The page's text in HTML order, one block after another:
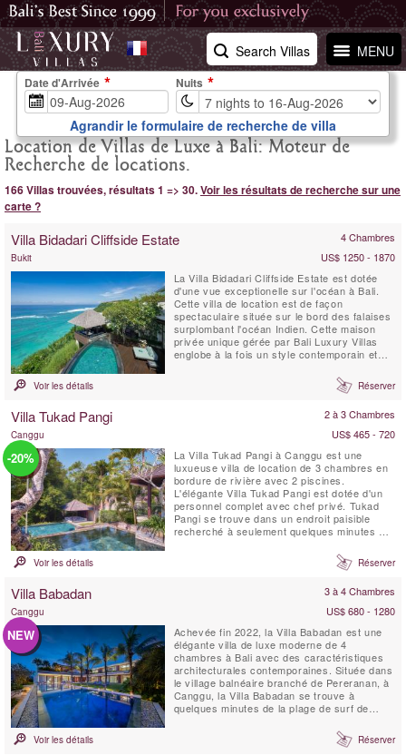
MENU
Search Villas
Location de Villas de Luxe à Bali: Moteur de
Recherche de locations.
166 Villas trouvées, résultats 1 => 30.Voir les résultats de recherche sur une
carte ?
Villa Bidadari Cliffside Estate 4 Chambres
Bukit
US$ 1250 - 1870
La Villa Bidadari Cliffside Estate est dotée
d'une vue exceptionelle sur l'océan à Bali.
Cette villa de location est de façon
spectaculaire située sur le bord des falaises
surplombant l'océan Indien. Cette maison
privée unique gérée par Bali Luxury Villas
englobe à la fois un style contemporain et
coucher se situent dans la résidence
principale, et une quatrième se trouve au
Voir les détails Réserver
Villa Tukad Pangi 2 à 3 Chambres
Canggu US$ 465 - 720
-20%
La Villa Tukad Pangi à Canggu est une
luxueuse villa de location de 3 chambres en
bordure de rivière avec 2 piscines.
L'élégante Villa Tukad Pangi est dotée d'un
personnel complet avec chef privé. Tukad
Pangi se trouve dans un endroit paisible
recherché à seulement quelques minutes en
mode de Pererenan. La Villa Tukad Pangi,
respectueuse de l'environnement, n'est pas
Voir les détails Réserver
Villa Babadan 3 à 4 Chambres
Canggu US$ 680 - 1280
NEW
Achevée fin 2022, la Villa Babadan est une
élégante villa de luxe moderne de 4
chambres à Bali avec des caractéristiques
architecturales contemporaines. Située dans
le village balnéaire branché de Pereranan, à
Canggu, la Villa Babadan se trouve à
quelques minutes de la plage de surf de
dignes d'un magazine, rehaussés par
beaucoup de lumière naturelle, la Villa
Voir les détails Réserver
Date d'Arrivée Nuits
Agrandir le formulaire de recherche de villa